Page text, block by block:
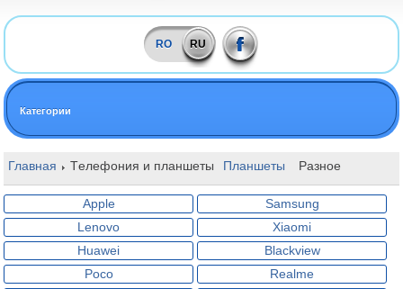
RO RU
Категории
Главная Tелефония и планшеты Планшеты Разное
Apple
Samsung
Lenovo
Xiaomi
Huawei
Blackview
Poco
Realme